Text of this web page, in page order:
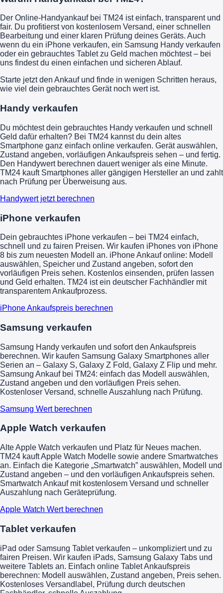
Der Online-Handyankauf bei TM24 ist einfach, transparent und
fair. Du profitierst von kostenlosem Versand, einer schnellen
Bearbeitung und einer klaren Prüfung deines Geräts. Auch
wenn du ein iPhone verkaufen, ein Samsung Handy verkaufen
oder ein gebrauchtes Tablet zu Geld machen möchtest – bei
uns findest du einen einfachen und sicheren Ablauf.
Starte jetzt den Ankauf und finde in wenigen Schritten heraus,
wie viel dein gebrauchtes Gerät noch wert ist.
Handy verkaufen
Du möchtest dein gebrauchtes Handy verkaufen und schnell
Geld dafür erhalten? Bei TM24 kannst du dein altes
Smartphone ganz einfach online verkaufen. Gerät auswählen,
Zustand angeben, vorläufigen Ankaufspreis sehen – und fertig.
Den Handywert berechnen dauert weniger als eine Minute.
TM24 kauft Smartphones aller gängigen Hersteller an und zahlt
nach Prüfung per Überweisung aus.
Handywert jetzt berechnen
iPhone verkaufen
Dein gebrauchtes iPhone verkaufen – bei TM24 einfach,
schnell und zu fairen Preisen. Wir kaufen iPhones von iPhone
8 bis zum neuesten Modell an. iPhone Ankauf online: Modell
auswählen, Speicher und Zustand angeben, sofort den
vorläufigen Preis sehen. Kostenlos einsenden, prüfen lassen
und Geld erhalten. TM24 ist ein deutscher Fachhändler mit
transparentem Ankaufprozess.
iPhone Ankaufspreis berechnen
Samsung verkaufen
Samsung Handy verkaufen und sofort den Ankaufspreis
berechnen. Wir kaufen Samsung Galaxy Smartphones aller
Serien an – Galaxy S, Galaxy Z Fold, Galaxy Z Flip und mehr.
Samsung Ankauf bei TM24: einfach das Modell auswählen,
Zustand angeben und den vorläufigen Preis sehen.
Kostenloser Versand, schnelle Auszahlung nach Prüfung.
Samsung Wert berechnen
Apple Watch verkaufen
Alte Apple Watch verkaufen und Platz für Neues machen.
TM24 kauft Apple Watch Modelle sowie andere Smartwatches
an. Einfach die Kategorie „Smartwatch” auswählen, Modell und
Zustand angeben – und den vorläufigen Ankaufspreis sehen.
Smartwatch Ankauf mit kostenlosem Versand und schneller
Auszahlung nach Geräteprüfung.
Apple Watch Wert berechnen
Tablet verkaufen
iPad oder Samsung Tablet verkaufen – unkompliziert und zu
fairen Preisen. Wir kaufen iPads, Samsung Galaxy Tabs und
weitere Tablets an. Einfach online Tablet Ankaufspreis
berechnen: Modell auswählen, Zustand angeben, Preis sehen.
Kostenloses Versandlabel, Prüfung durch deutschen